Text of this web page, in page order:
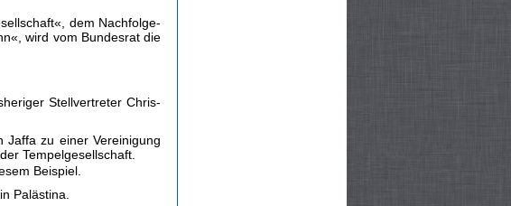
dem Nachfolge-
wird vom Bundesrat die
Stellvertreter Chris­
Jaffa zu einer Vereinigung
Tempelgesellschaft.
Beispiel.
Palästina.